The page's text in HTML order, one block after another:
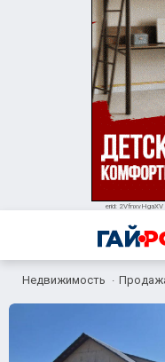
erid:
Недвижимость